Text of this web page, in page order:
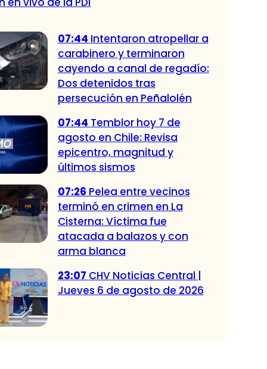
07:44 Intentaron atropellar a
carabinero y terminaron
cayendo a canal de regadío:
Dos detenidos tras
persecución en Peñalolén
07:44 Temblor hoy 7 de
agosto en Chile: Revisa
epicentro, magnitud y
últimos sismos
07:26 Pelea entre vecinos
terminó en crimen en La
Cisterna: Víctima fue
atacada a balazos y con
arma blanca
23:07 CHV Noticias Central |
Jueves 6 de agosto de 2026